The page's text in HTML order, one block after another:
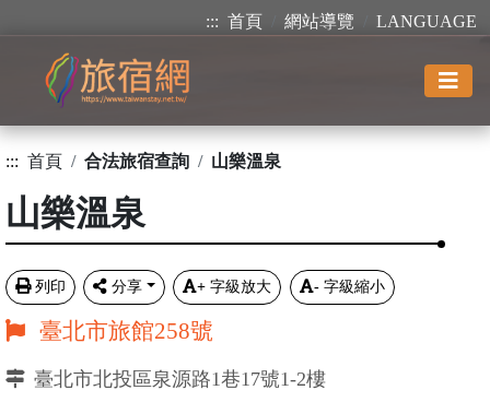
::: 首頁 網站導覽 LANGUAGE
::: 首頁 合法旅宿查詢 山樂溫泉
山樂溫泉
列印 分享 + 字級放大 - 字級縮小
臺北市旅館258號
臺北市北投區泉源路1巷17號1-2樓